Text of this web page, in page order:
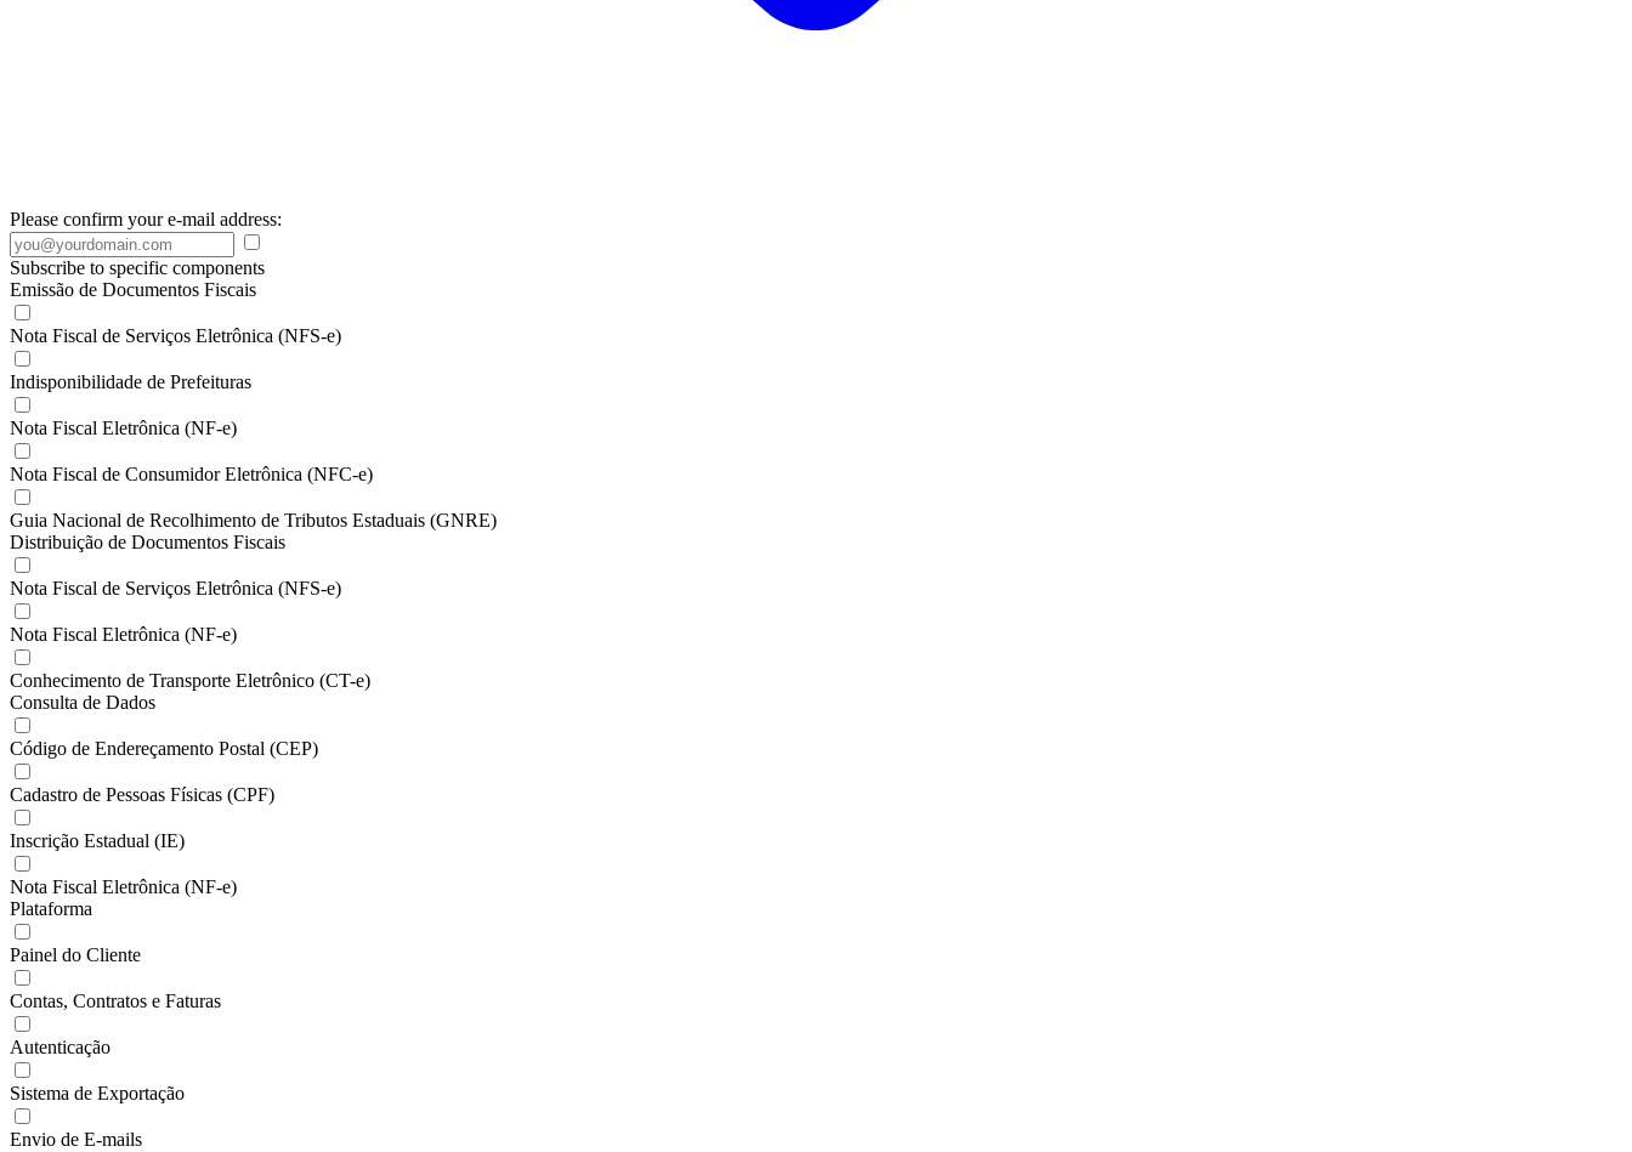
Please confirm your e-mail address:
Subscribe to specific components
Emissão de Documentos Fiscais
Nota Fiscal de Serviços Eletrônica (NFS-e)
Indisponibilidade de Prefeituras
Nota Fiscal Eletrônica (NF-e)
Nota Fiscal de Consumidor Eletrônica (NFC-e)
Guia Nacional de Recolhimento de Tributos Estaduais (GNRE)
Distribuição de Documentos Fiscais
Nota Fiscal de Serviços Eletrônica (NFS-e)
Nota Fiscal Eletrônica (NF-e)
Conhecimento de Transporte Eletrônico (CT-e)
Consulta de Dados
Código de Endereçamento Postal (CEP)
Cadastro de Pessoas Físicas (CPF)
Inscrição Estadual (IE)
Nota Fiscal Eletrônica (NF-e)
Plataforma
Painel do Cliente
Contas, Contratos e Faturas
Autenticação
Sistema de Exportação
Envio de E-mails